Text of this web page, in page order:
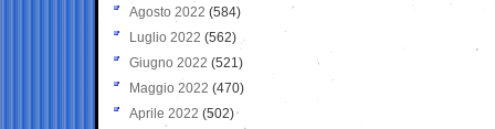
Agosto 2022 (584)
Luglio 2022 (562)
Giugno 2022 (521)
Maggio 2022 (470)
Aprile 2022 (502)